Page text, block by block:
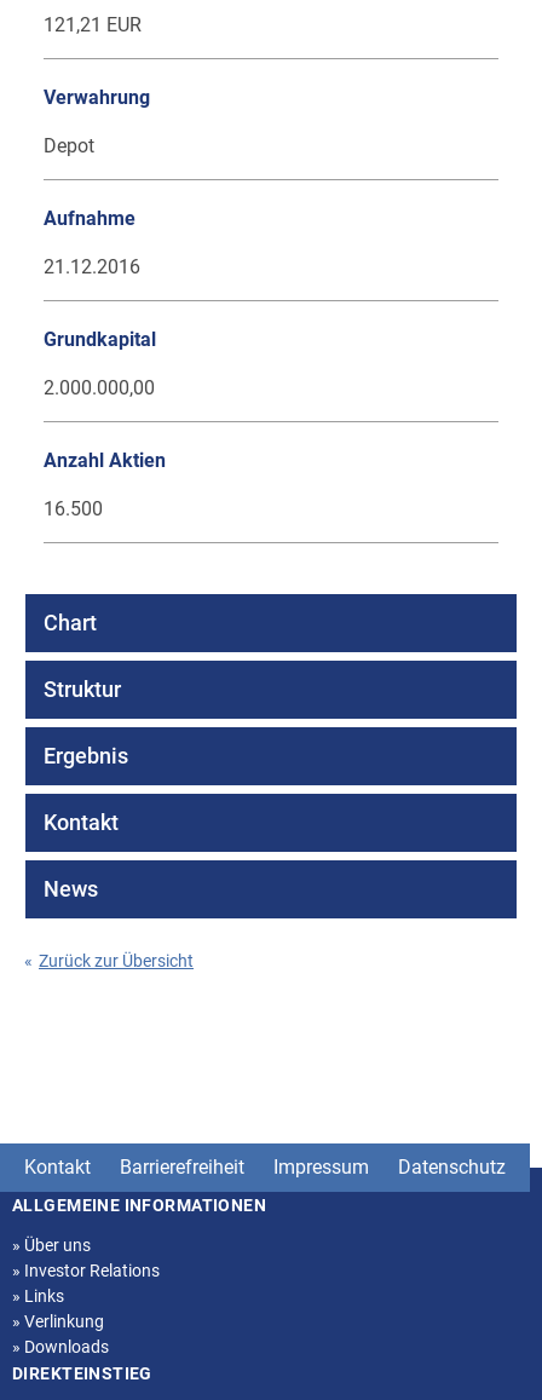
121,21 EUR
Verwahrung
Depot
Aufnahme
21.12.2016
Grundkapital
2.000.000,00
Anzahl Aktien
16.500
Chart
Struktur
Ergebnis
Kontakt
News
« Zurück zur Übersicht
Kontakt Barrierefreiheit Impressum Datenschutz
Seitenstruktur
ALLGEMEINE INFORMATIONEN
» Über uns
» Investor Relations
» Links
» Verlinkung
» Downloads
DIREKTEINSTIEG